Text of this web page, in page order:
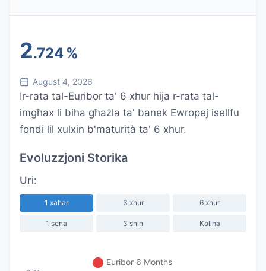
2.724 %
August 4, 2026
Ir-rata tal-Euribor ta' 6 xhur hija r-rata tal-
imgħax li biha għażla ta' banek Ewropej isellfu
fondi lil xulxin b'maturità ta' 6 xhur.
Evoluzzjoni Storika
Uri:
1 xahar 3 xhur 6 xhur
1 sena 3 snin Kollha